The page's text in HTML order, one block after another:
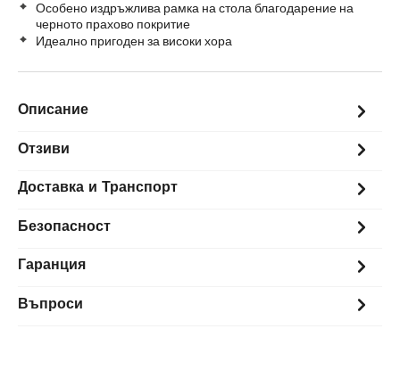
Особено издръжлива рамка на стола благодарение на
черното прахово покритие
Идеално пригоден за високи хора
Описание
Отзиви
Доставка и Транспорт
Безопасност
Гаранция
Въпроси